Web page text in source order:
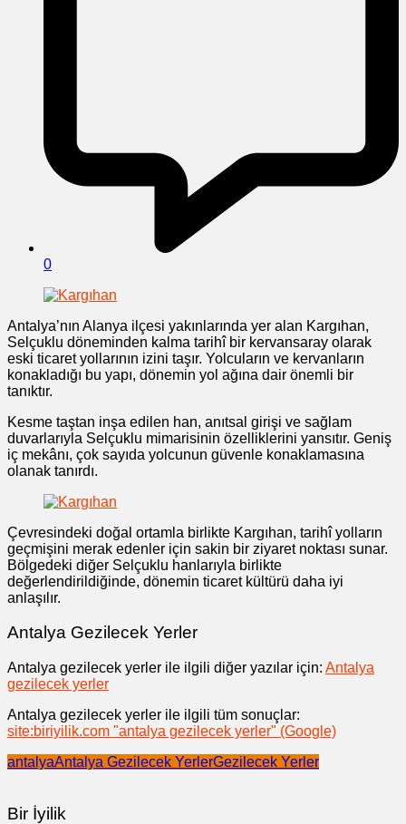
0
Antalya’nın Alanya ilçesi yakınlarında yer alan Kargıhan,
Selçuklu döneminden kalma tarihî bir kervansaray olarak
eski ticaret yollarının izini taşır. Yolcuların ve kervanların
konakladığı bu yapı, dönemin yol ağına dair önemli bir
tanıktır.
Kesme taştan inşa edilen han, anıtsal girişi ve sağlam
duvarlarıyla Selçuklu mimarisinin özelliklerini yansıtır. Geniş
iç mekânı, çok sayıda yolcunun güvenle konaklamasına
olanak tanırdı.
Çevresindeki doğal ortamla birlikte Kargıhan, tarihî yolların
geçmişini merak edenler için sakin bir ziyaret noktası sunar.
Bölgedeki diğer Selçuklu hanlarıyla birlikte
değerlendirildiğinde, dönemin ticaret kültürü daha iyi
anlaşılır.
Antalya Gezilecek Yerler
Antalya gezilecek yerler ile ilgili diğer yazılar için: Antalya
gezilecek yerler
Antalya gezilecek yerler ile ilgili tüm sonuçlar:
site:biriyilik.com "antalya gezilecek yerler" (Google)
antalyaAntalya Gezilecek YerlerGezilecek Yerler
Bir İyilik